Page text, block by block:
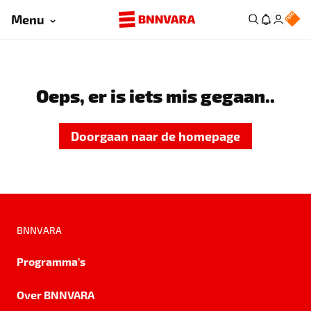
Menu
Oeps, er is iets mis gegaan..
Doorgaan naar de homepage
BNNVARA
Programma's
Over BNNVARA